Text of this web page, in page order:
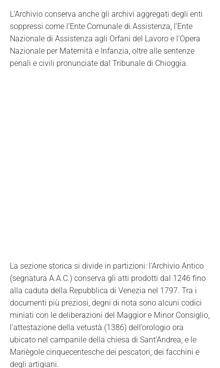
L’Archivio conserva anche gli archivi aggregati degli enti
soppressi come l’Ente Comunale di Assistenza, l’Ente
Nazionale di Assistenza agli Orfani del Lavoro e l’Opera
Nazionale per Maternità e Infanzia, oltre alle sentenze
penali e civili pronunciate dal Tribunale di Chioggia.
La sezione storica si divide in partizioni: l’Archivio Antico
(segnatura A.A.C.) conserva gli atti prodotti dal 1246 fino
alla caduta della Repubblica di Venezia nel 1797. Tra i
documenti più preziosi, degni di nota sono alcuni codici
miniati con le deliberazioni del Maggior e Minor Consiglio,
l’attestazione della vetustà (1386) dell’orologio ora
ubicato nel campanile della chiesa di Sant’Andrea, e le
Mariègole cinquecentesche dei pescatori, dei facchini e
degli artigiani.